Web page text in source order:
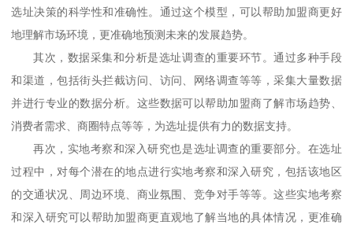
选址决策的科学性和准确性。通过这个模型，可以帮助加盟商更好
地理解市场环境，更准确地预测未来的发展趋势。
其次，数据采集和分析是选址调查的重要环节。通过多种手段
和渠道，包括街头拦截访问、访问、网络调查等等，采集大量数据
并进行专业的数据分析。这些数据可以帮助加盟商了解市场趋势、
消费者需求、商圈特点等等，为选址提供有力的数据支持。
再次，实地考察和深入研究也是选址调查的重要部分。在选址
过程中，对每个潜在的地点进行实地考察和深入研究，包括该地区
的交通状况、周边环境、商业氛围、竞争对手等等。这些实地考察
和深入研究可以帮助加盟商更直观地了解当地的具体情况，更准确